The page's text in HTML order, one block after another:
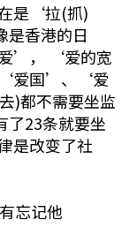
是‘拉(抓)
香港的日
’， ‘爱的宽
爱国’、‘爱
)都不需要坐监
了23条就要坐
是改变了社
忘记他